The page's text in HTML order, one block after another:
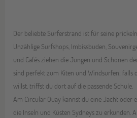
Der beliebte Surferstrand ist für seine
Unzählige Surfshops, Imbissbuden,
und Cafés ziehen die Jungen und Schönen
sind perfekt zum Kiten und Windsurfen; falls
willst, triffst du dort auf die passende Schule.
Am Circular Quay kannst du eine Jacht oder
die Inseln und Küsten Sydneys zu erkunden.